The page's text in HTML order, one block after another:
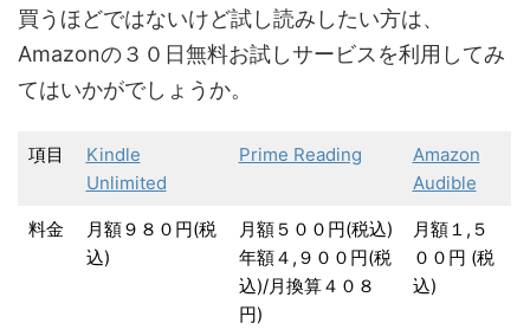
買うほどではないけど試し読みしたい方は、
Amazonの３０日無料お試しサービスを利用してみ
てはいかがでしょうか。
項目
Kindle
Unlimited
Prime Reading
Amazon
Audible
料金
月額９８０円(税
込)
月額５００円(税込)
年額４,９００円(税
込)/月換算４０８
円)
月額１,５
００円 (税
込)